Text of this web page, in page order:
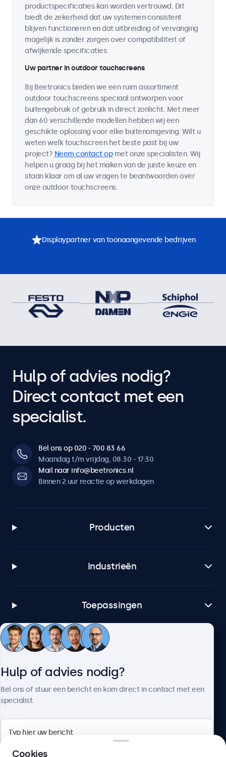
productspecificaties kan worden vertrouwd. Dit
biedt de zekerheid dat uw systemen consistent
blijven functioneren en dat uitbreiding of vervanging
mogelijk is zonder zorgen over compatibiliteit of
afwijkende specificaties.
Uw partner in outdoor touchscreens
Bij Beetronics bieden we een ruim assortiment
outdoor touchscreens speciaal ontworpen voor
buitengebruik of gebruik in direct zonlicht. Met meer
dan 60 verschillende modellen hebben wij een
geschikte oplossing voor elke buitenomgeving. Wilt u
weten welk touchscreen het beste past bij uw
project? Neem contact opmet onze specialisten. Wij
helpen u graag bij het maken van de juiste keuze en
staan klaar om al uw vragen te beantwoorden over
onze outdoor touchscreens.
Displaypartner van toonaangevende bedrijven
Hulp of advies nodig?
Direct contact met een
specialist.
Bel ons op 020 - 700 83 66
Maandag t/m vrijdag, 08:30 - 17:30
Mail naar info@beetronics.nl
Binnen 2 uur reactie op werkdagen
Producten
Industrieën
Toepassingen
Klantenservice
Hulp of advies nodig?
Bel ons of stuur een bericht en kom direct in contact met een
specialist.
Cookies